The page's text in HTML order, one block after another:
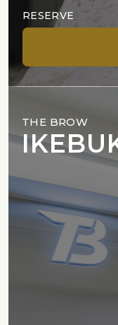
RESERVE
THE BROW